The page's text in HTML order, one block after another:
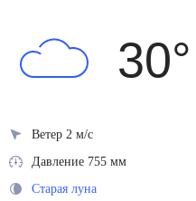
30°
Ветер 2 м/с
Давление 755 мм
Старая луна